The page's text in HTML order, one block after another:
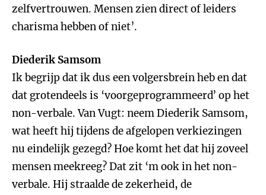
zelfvertrouwen. Mensen zien direct of leiders
charisma hebben of niet’.
Diederik Samsom
Ik begrijp dat ik dus een volgersbrein heb en dat
dat grotendeels is ‘voorgeprogrammeerd’ op het
non-verbale. Van Vugt: neem Diederik Samsom,
wat heeft hij tijdens de afgelopen verkiezingen
nu eindelijk gezegd? Hoe komt het dat hij zoveel
mensen meekreeg? Dat zit ‘m ook in het non-
verbale. Hij straalde de zekerheid, de